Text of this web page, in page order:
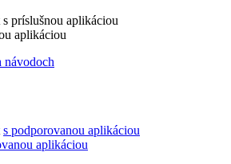
príslušnou aplikáciou
aplikáciou
návodoch
s podporovanou aplikáciou
aplikáciou